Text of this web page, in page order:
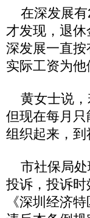
在深发展有
才发现，退
深发展一直
实际工资为他
黄女士说，
但现在每月
组织起来，到
市社保局处
投诉，投诉
《深圳经济